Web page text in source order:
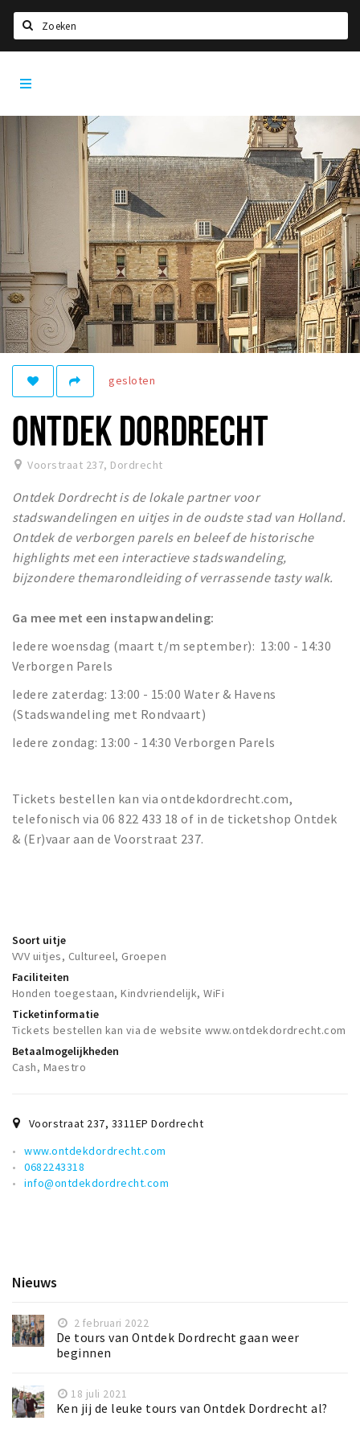
Home
Agenda
Bioscoopagenda
Deals
Leuke tips & trends
Interviews
Eten
Drinken
Slapen
Recreatief
Winkelgebieden
Parkeren
Bezienswaardigheden
Musea, theaters & podia
Uitjes & activiteiten
Toeristische routes
Inloggen
gesloten
ONTDEK DORDRECHT
Voorstraat 237, Dordrecht
Ontdek Dordrecht is de lokale partner voor
stadswandelingen en uitjes in de oudste stad van Holland.
Ontdek de verborgen parels en beleef de historische
highlights met een interactieve stadswandeling,
bijzondere themarondleiding of verrassende tasty walk.
Ga mee met een instapwandeling:
Iedere woensdag (maart t/m september): 13:00 - 14:30
Verborgen Parels
Iedere zaterdag: 13:00 - 15:00 Water & Havens
(Stadswandeling met Rondvaart)
Iedere zondag: 13:00 - 14:30 Verborgen Parels
Tickets bestellen kan via ontdekdordrecht.com,
telefonisch via 06 822 433 18 of in de ticketshop Ontdek
& (Er)vaar aan de Voorstraat 237.
Soort uitje
VVV uitjes, Cultureel, Groepen
Faciliteiten
Honden toegestaan, Kindvriendelijk, WiFi
Ticketinformatie
Tickets bestellen kan via de website www.ontdekdordrecht.com
Betaalmogelijkheden
Cash, Maestro
Voorstraat 237, 3311EP Dordrecht
www.ontdekdordrecht.com
0682243318
info@ontdekdordrecht.com
Nieuws
2 februari 2022
De tours van Ontdek Dordrecht gaan weer
beginnen
18 juli 2021
Ken jij de leuke tours van Ontdek Dordrecht al?